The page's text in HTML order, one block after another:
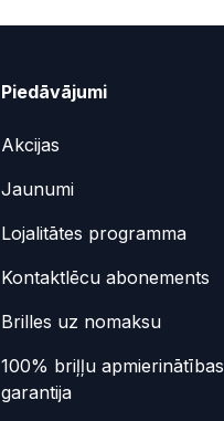
Piedāvājumi
Akcijas
Jaunumi
Lojalitātes programma
Kontaktlēcu abonements
Brilles uz nomaksu
100% briļļu apmierinātības
garantija